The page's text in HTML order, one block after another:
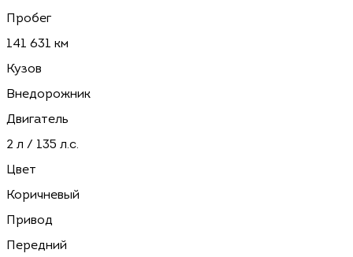
Пробег
141 631 км
Кузов
Внедорожник
Двигатель
2 л / 135 л.с.
Цвет
Коричневый
Привод
Передний